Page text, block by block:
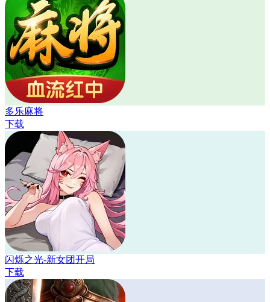
多乐麻将
下载
闪烁之光-新女团开局
下载